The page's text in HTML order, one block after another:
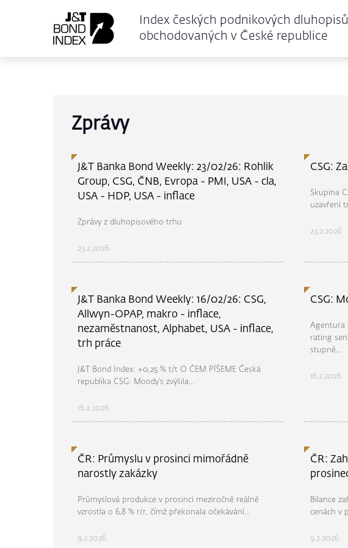
Index českých podnikových dluhopisů
obchodovaných v České republice
Zprávy
J&T Banka Bond Weekly: 23/02/26: Rohlik
Group, CSG, ČNB, Evropa - PMI, USA - cla,
USA - HDP, USA - inflace
Zprávy z dluhopisového trhu
23.2.2026
CSG:
Skupina
uzavření
23.2.2026
J&T Banka Bond Weekly: 16/02/26: CSG,
Allwyn-OPAP, makro - inflace,
nezaměstnanost, Alphabet, USA - inflace,
trh práce
J&T Bond Index: +0,25 % t/t O ČEM PÍŠEME Česká
republika CSG: Moody’s zvýšila...
16.2.2026
CSG:
Agentura
rating
stupně...
16.2.2026
ČR: Průmyslu v prosinci mimořádně
narostly zakázky
Průmyslová produkce v prosinci meziročně reálně
vzrostla o 6,8 % r/r, čímž překonala očekávání...
9.2.2026
ČR:
Bilance
cenách v
9.2.2026